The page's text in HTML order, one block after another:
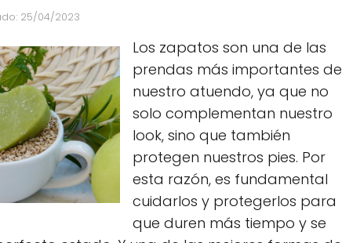
25/04/2023
Los zapatos son una de las
prendas más importantes de
nuestro atuendo, ya que no
solo complementan nuestro
look, sino que también
protegen nuestros pies. Por
esta razón, es fundamental
cuidarlos y protegerlos para
que duren más tiempo y se